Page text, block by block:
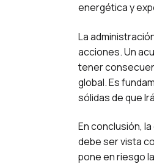
energética y
La
acciones. Un
tener
global. Es
sólidas de que
En conclusión,
debe ser vista
pone en riesgo